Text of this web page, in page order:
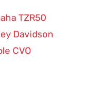
TZR50
Davidson
CVO